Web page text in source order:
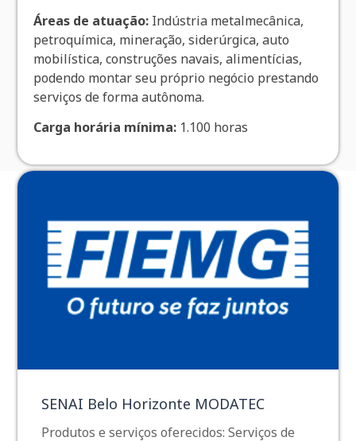
Áreas de atuação: Indústria metalmecânica,
petroquímica, mineração, siderúrgica, auto
mobilística, construções navais, alimentícias,
podendo montar seu próprio negócio prestando
serviços de forma autônoma.
Carga horária mínima: 1.100 horas
SENAI Belo Horizonte MODATEC
Produtos e serviços oferecidos: Serviços de